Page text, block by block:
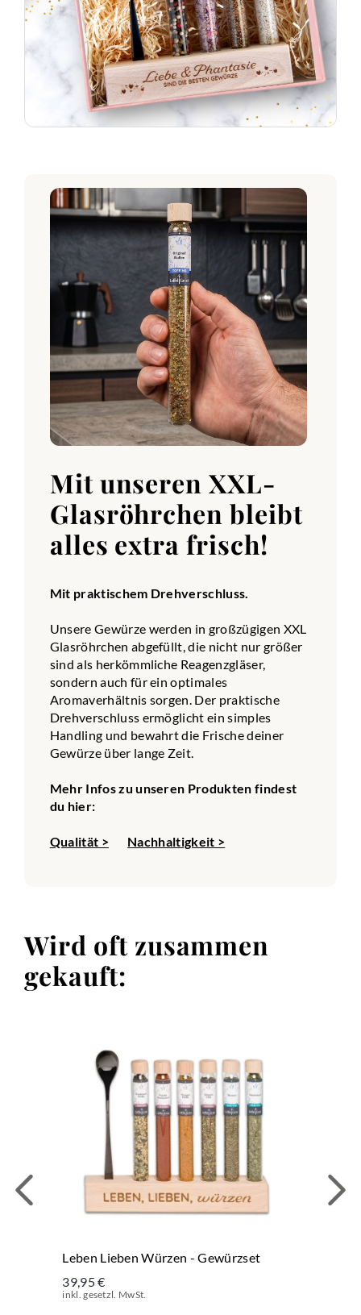
Mit unseren XXL-
Glasröhrchen bleibt
alles extra frisch!
Mit praktischem Drehverschluss.
Unsere Gewürze werden in großzügigen XXL
Glasröhrchen abgefüllt, die nicht nur größer
sind als herkömmliche Reagenzgläser,
sondern auch für ein optimales
Aromaverhältnis sorgen. Der praktische
Drehverschluss ermöglicht ein simples
Handling und bewahrt die Frische deiner
Gewürze über lange Zeit.
Mehr Infos zu unseren Produkten findest
du hier:
Qualität > Nachhaltigkeit >
Wird oft zusammen
gekauft:
Leben Lieben Würzen - Gewürzset
39,95 €
inkl. gesetzl. MwSt.